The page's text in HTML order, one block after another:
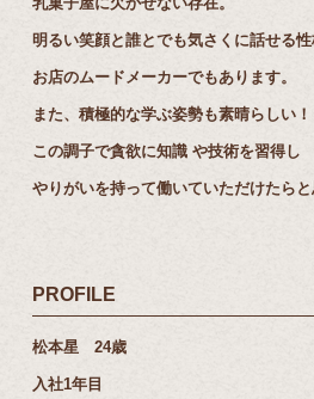
明るい笑顔と誰とでも気さくに話せる
お店のムードメーカーでもあります。
また、積極的な学ぶ姿勢も素晴らしい！
この調子で貪欲に知識 や技術を習得し
やりがいを持って働いていただけたらと
PROFILE
松本星 24歳
入社1年目